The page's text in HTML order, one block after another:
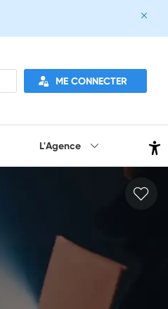
ME CONNECTER
L'Agence